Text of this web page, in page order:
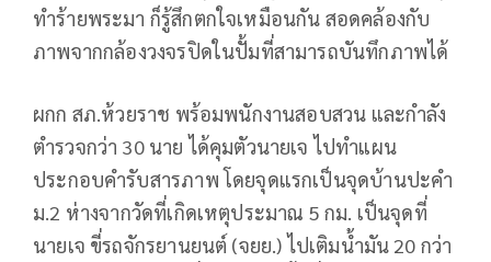
ทำร้ายพระมา ก็รู้สึกตกใจเหมือนกัน สอดคล้องกับ
ภาพจากกล้องวงจรปิดในปั้มที่สามารถบันทึกภาพได้
ผกก สภ.ห้วยราช พร้อมพนักงานสอบสวน และกำลัง
ตำรวจกว่า 30 นาย ได้คุมตัวนายเจ ไปทำแผน
ประกอบคำรับสารภาพ โดยจุดแรกเป็นจุดบ้านปะคำ
ม.2 ห่างจากวัดที่เกิดเหตุประมาณ 5 กม. เป็นจุดที่
นายเจ ขี่รถจักรยานยนต์ (จยย.) ไปเติมน้ำมัน 20 กว่า